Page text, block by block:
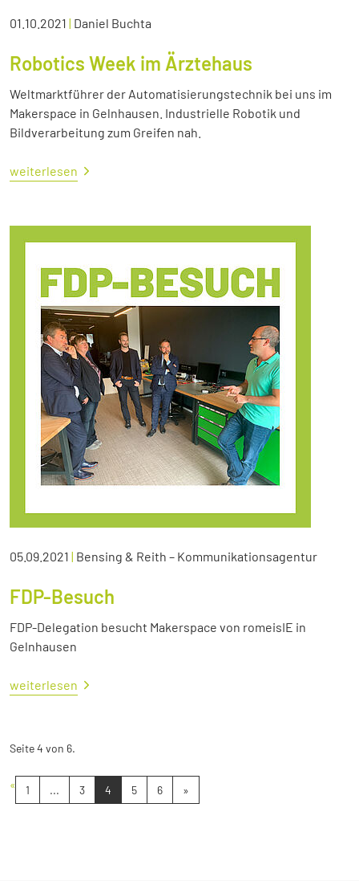
01.10.2021 | Daniel Buchta
Robotics Week im Ärztehaus
Weltmarktführer der Automatisierungstechnik bei uns im
Makerspace in Gelnhausen. Industrielle Robotik und
Bildverarbeitung zum Greifen nah.
weiterlesen
05.09.2021 | Bensing & Reith – Kommunikationsagentur
FDP-Besuch
FDP-Delegation besucht Makerspace von romeisIE in
Gelnhausen
weiterlesen
Seite 4 von 6.
« 1 ... 3 4 5 6 »